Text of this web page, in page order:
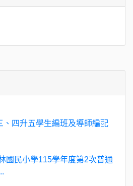
、四升五學生編班及導師編配
國民小學115學年度第2次普通